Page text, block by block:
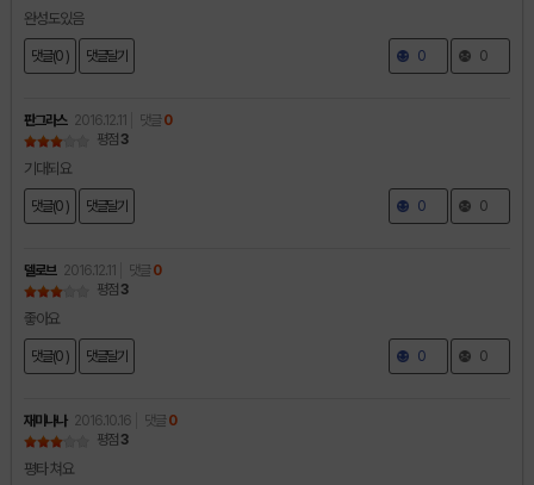
완성도있음
댓글(0 ) 댓글달기 0 0
판그라스 2016.12.11 댓글 0
평점 3
기대되요
댓글(0 ) 댓글달기 0 0
델로브 2016.12.11 댓글 0
평점 3
좋아요
댓글(0 ) 댓글달기 0 0
재미나나 2016.10.16 댓글 0
평점 3
평타 쳐요